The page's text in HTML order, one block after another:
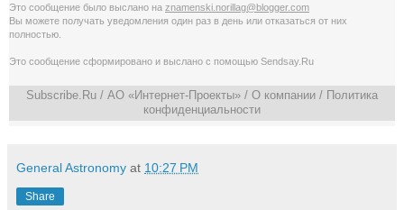
Это сообщение было выслано на znamenski.norillag@blogger.com
Вы можете получать уведомления один раз в день или отказаться от них
полностью
Это сообщение сформировано и выслано с помощью Sendsay.Ru
Subscribe.Ru / АО «Интернет-Проекты» / О компании / Политика
конфиденциальности
General Astronomy at 10:27 PM
Share